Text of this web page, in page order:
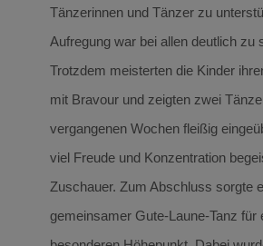
Tänzerinnen und Tänzer zu
Aufregung war bei allen deutlich zu
Trotzdem meisterten die Kinder
mit Bravour und zeigten zwei
vergangenen Wochen fleißig
viel Freude und Konzentration
Zuschauer. Zum Abschluss sorgte
gemeinsamer Gute-Laune-Tanz für